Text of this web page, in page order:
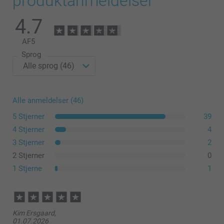
4.7
AF5
Sprog
Alle anmeldelser (46)
5 Stjerner
39
4 Stjerner
4
3 Stjerner
2
2 Stjerner
0
1 Stjerne
1
Kim Ersgaard,
01.07.2026